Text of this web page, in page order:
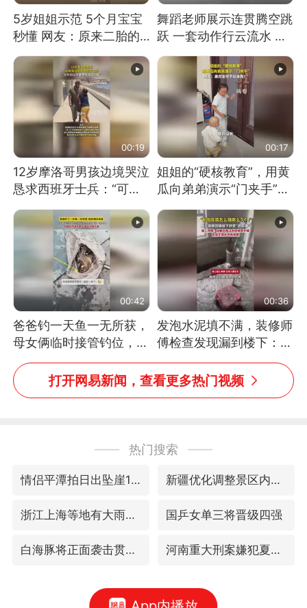
5岁姐姐示范 5个月宝宝
秒懂 网友：原来二胎的
快乐长这样
舞蹈老师展示连贯腾空跳
跃 一套动作行云流水 节
奏感拉满 网友：怎么做
到又舞又武的？
00:19
12岁摩洛哥男孩边境哭泣
恳求西班牙士兵：“可不
可以不要把我遣返回国”
00:17
姐姐的“硬核教育”，用黄
瓜向弟弟演示“门夹手”，
网友：果然言传不如身
教！
00:42
爸爸钓一天鱼一无所获，
母女俩临时接管钓位，用
玩具鱼竿钓上大鱼
00:36
发泡水泥填不满，装修师
傅检查发现漏到楼下：出
风口未延伸到外墙
打开网易新闻，查看更多热门视频
热门搜索
情侣平潭拍日出坠崖1死1伤 新疆优化调整景区内自驾服务费
浙江上海等地有大雨或暴雨 国乒女单三将晋级四强
白海豚将正面袭击贯穿浙江 河南重大刑案嫌犯夏某钢落网